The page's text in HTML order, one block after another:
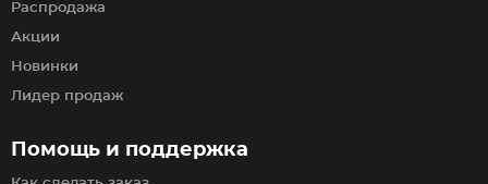
Помощь и поддержка
Распродажа
Акции
Новинки
Лидер продаж